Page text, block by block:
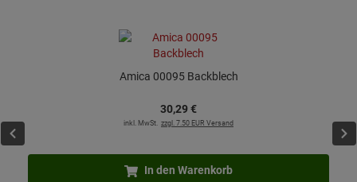
Amica 00095 Backblech
30,29€
inkl. MwSt. zzgl. 7.50 EUR Versand
In den Warenkorb